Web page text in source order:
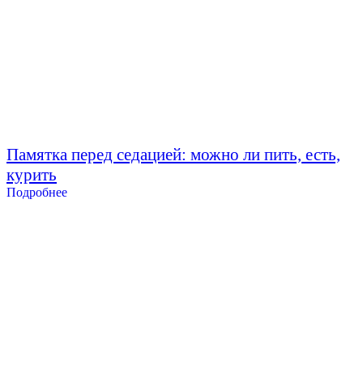
Памятка перед седацией: можно ли пить, есть,
курить
Подробнее